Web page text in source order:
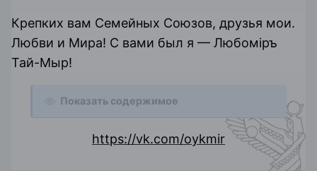
Крепких вам Семейных Союзов, друзья мои.
Любви и Мира! С вами был я — Любомiръ
Тай-Мыр!
Показать содержимое
https://vk.com/oykmir